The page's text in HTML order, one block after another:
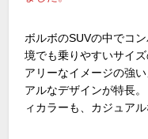
ボルボのSUVの中でコ
境でも乗りやすいサイ
アリーなイメージの強
アルなデザインが特長
ィカラーも、カジュア